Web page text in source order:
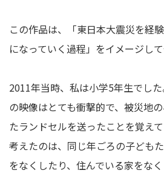
この作品は、「東日本大震災を経
になっていく過程」 をイメージし
2011年当時、私は小学5年生でした
の映像はとても衝撃的で、 被災地
たランドセルを送ったことを覚えて
考えたのは、 同じ年ごろの子ども
をなくしたり、 住んでいる家をなく